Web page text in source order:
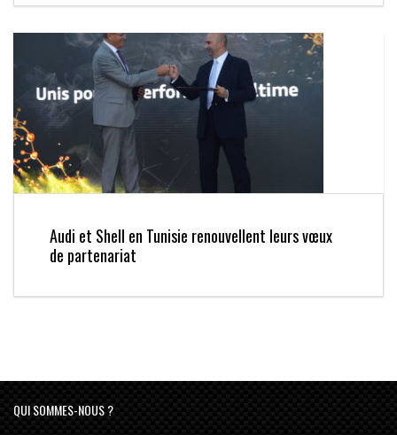
Audi et Shell en Tunisie renouvellent leurs vœux
de partenariat
QUI SOMMES-NOUS ?